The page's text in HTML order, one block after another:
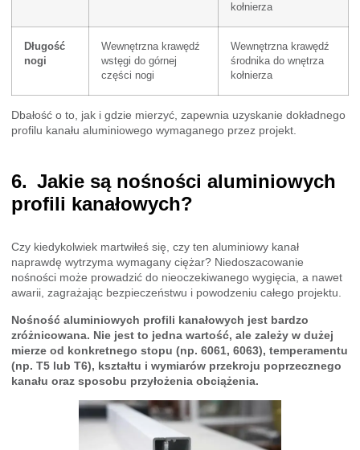
kołnierza
Długość
nogi
Wewnętrzna krawędź
wstęgi do górnej
części nogi
Wewnętrzna krawędź
środnika do wnętrza
kołnierza
Dbałość o to, jak i gdzie mierzyć, zapewnia uzyskanie dokładnego
profilu kanału aluminiowego wymaganego przez projekt.
Jakie są nośności aluminiowych
profili kanałowych?
Czy kiedykolwiek martwiłeś się, czy ten aluminiowy kanał
naprawdę wytrzyma wymagany ciężar? Niedoszacowanie
nośności może prowadzić do nieoczekiwanego wygięcia, a nawet
awarii, zagrażając bezpieczeństwu i powodzeniu całego projektu.
Nośność aluminiowych profili kanałowych jest bardzo
zróżnicowana. Nie jest to jedna wartość, ale zależy w dużej
mierze od konkretnego stopu (np. 6061, 6063), temperamentu
(np. T5 lub T6), kształtu i wymiarów przekroju poprzecznego
kanału oraz sposobu przyłożenia obciążenia.